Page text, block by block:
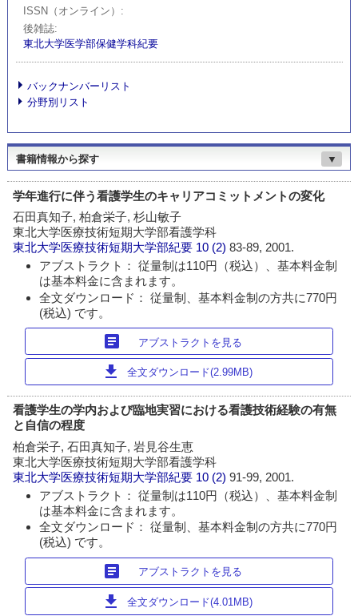
ISSN（オンライン）
後雑誌
東北大学医学部保健学科紀要
バックナンバーリスト
分野別リスト
書籍情報から探す ▼
学年進行に伴う看護学生のキャリアコミットメントの変化
石田真知子, 柏倉栄子, 杉山敏子
東北大学医療技術短期大学部看護学科
東北大学医療技術短期大学部紀要 10 (2)83-89, 2001.
アブストラクト： 従量制は110円（税込）、基本料金制
は基本料金に含まれます。
全文ダウンロード： 従量制、基本料金制の方共に770円
(税込) です。
article アブストラクトを見る
download 全文ダウンロード(2.99MB)
看護学生の学内および臨地実習における看護技術経験の有無
と自信の程度
柏倉栄子, 石田真知子, 岩見谷生恵
東北大学医療技術短期大学部看護学科
東北大学医療技術短期大学部紀要 10 (2)91-99, 2001.
アブストラクト： 従量制は110円（税込）、基本料金制
は基本料金に含まれます。
全文ダウンロード： 従量制、基本料金制の方共に770円
(税込) です。
article アブストラクトを見る
download 全文ダウンロード(4.01MB)